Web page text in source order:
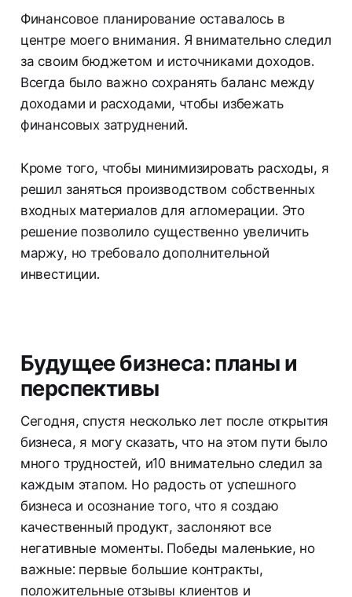
Финансовое планирование оставалось в
центре моего внимания. Я внимательно следил
за своим бюджетом и источниками доходов.
Всегда было важно сохранять баланс между
доходами и расходами, чтобы избежать
финансовых затруднений.
Кроме того, чтобы минимизировать расходы, я
решил заняться производством собственных
входных материалов для агломерации. Это
решение позволило существенно увеличить
маржу, но требовало дополнительной
инвестиции.
Будущее бизнеса: планы и
перспективы
Сегодня, спустя несколько лет после открытия
бизнеса, я могу сказать, что на этом пути было
много трудностей, и10 внимательно следил за
каждым этапом. Но радость от успешного
бизнеса и осознание того, что я создаю
качественный продукт, заслоняют все
негативные моменты. Победы маленькие, но
важные: первые большие контракты,
положительные отзывы клиентов и